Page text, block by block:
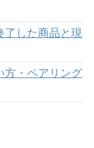
了した商品と現
方・ペアリング